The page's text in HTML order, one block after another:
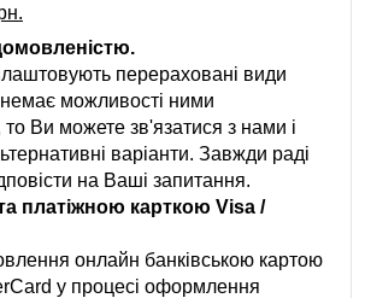
перераховані види
можливості ними
то Ви можете зв'язатися з нами і
варіанти. Завжди раді
на Ваші запитання.
платіжною карткою Visa /
онлайн банківською картою
у процесі оформлення